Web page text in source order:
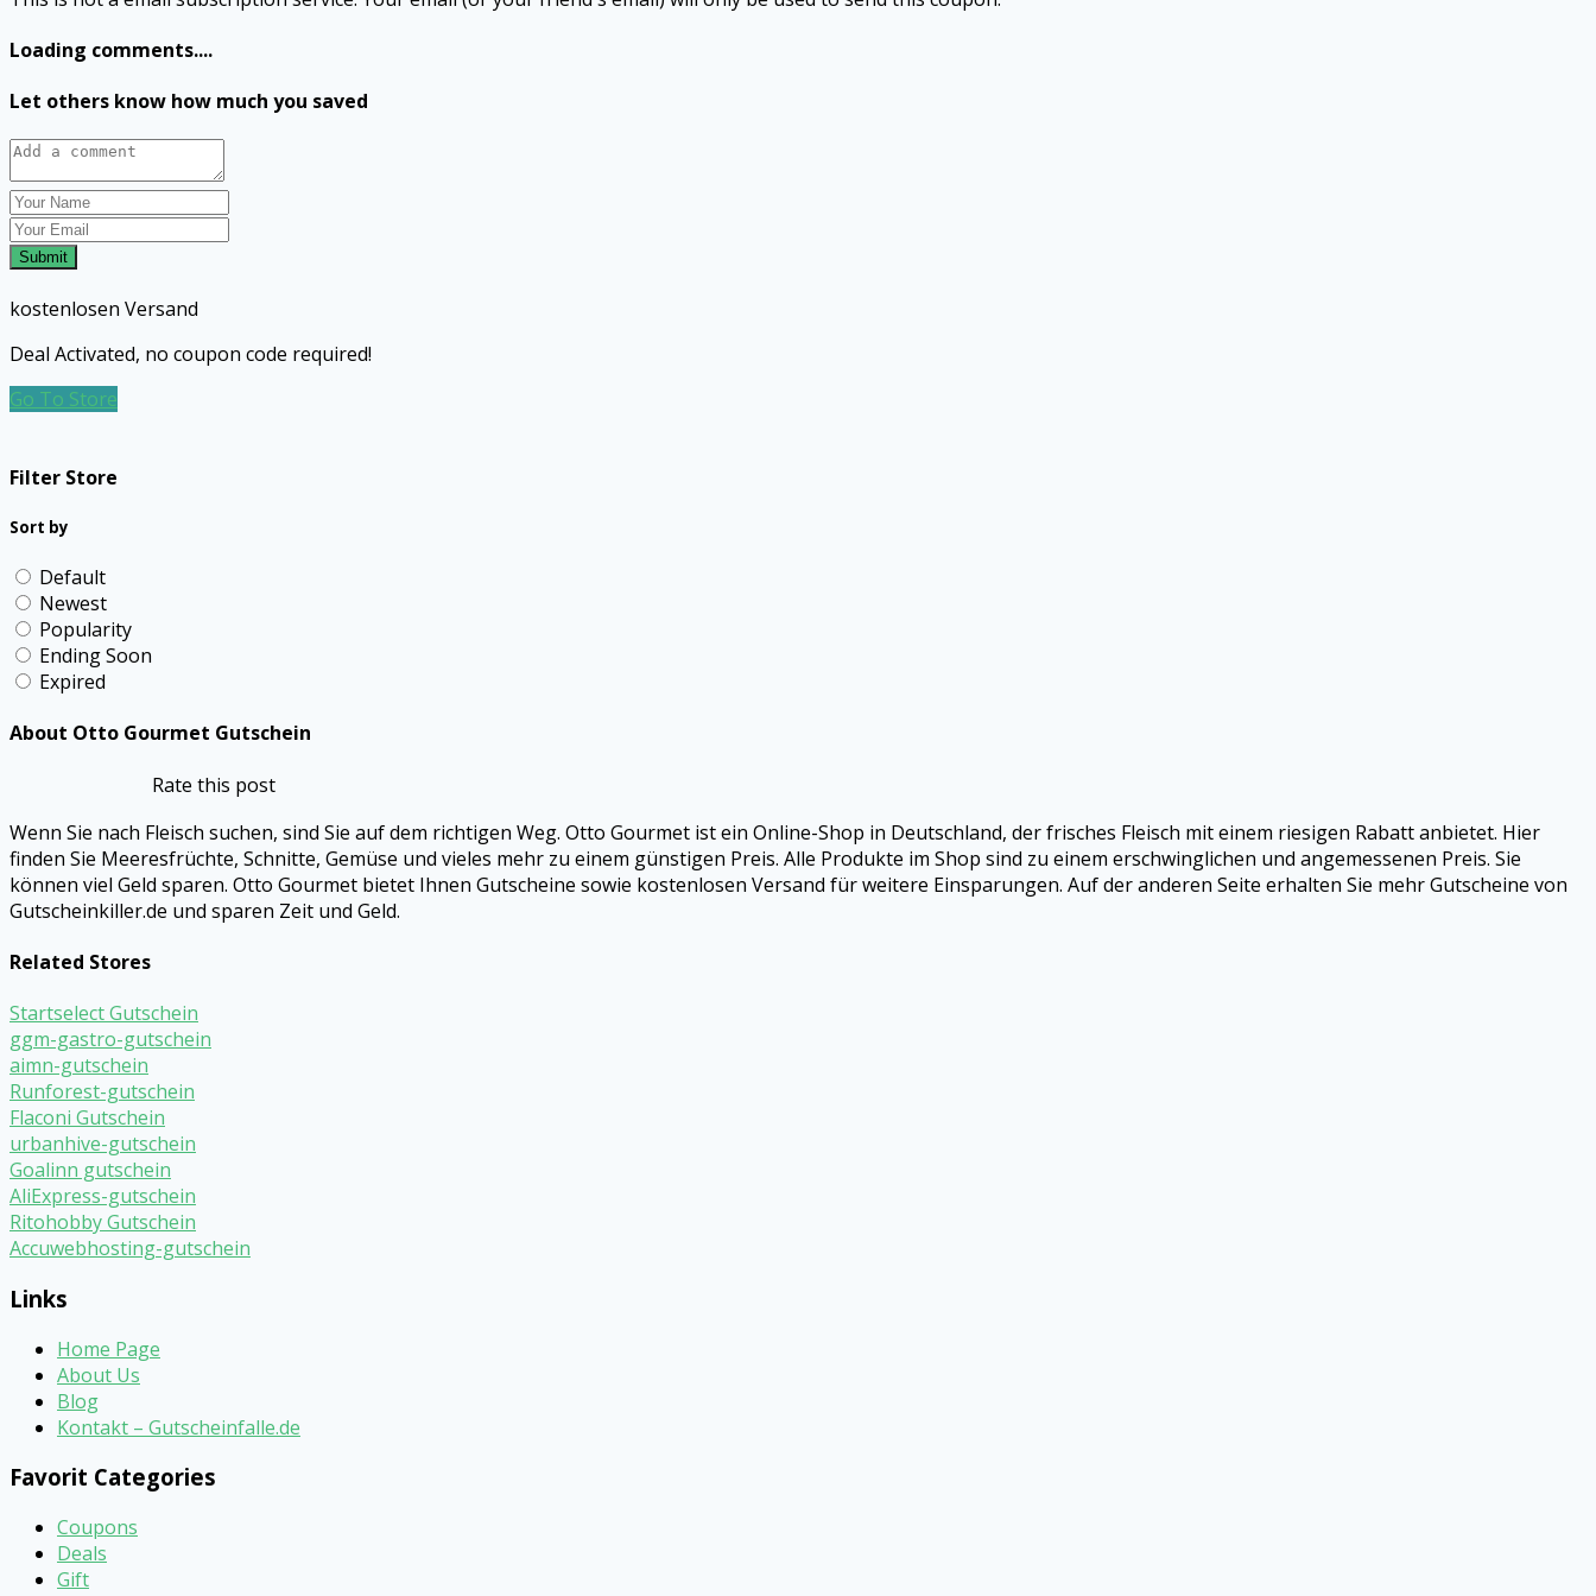
Loading comments....
Let others know how much you saved
Submit
kostenlosen Versand
Deal Activated, no coupon code required!
Go To Store
Filter Store
Sort by
Default
Newest
Popularity
Ending Soon
Expired
About Otto Gourmet Gutschein
Rate this post
Wenn Sie nach Fleisch suchen, sind Sie auf dem richtigen Weg. Otto Gourmet ist ein Online-Shop in Deutschland, der frisches Fleisch mit einem riesigen Rabatt anbietet. Hier
finden Sie Meeresfrüchte, Schnitte, Gemüse und vieles mehr zu einem günstigen Preis. Alle Produkte im Shop sind zu einem erschwinglichen und angemessenen Preis. Sie
können viel Geld sparen. Otto Gourmet bietet Ihnen Gutscheine sowie kostenlosen Versand für weitere Einsparungen. Auf der anderen Seite erhalten Sie mehr Gutscheine von
Gutscheinkiller.de und sparen Zeit und Geld.
Related Stores
Startselect Gutschein
ggm-gastro-gutschein
aimn-gutschein
Runforest-gutschein
Flaconi Gutschein
urbanhive-gutschein
Goalinn gutschein
AliExpress-gutschein
Ritohobby Gutschein
Accuwebhosting-gutschein
Links
Home Page
About Us
Blog
Kontakt – Gutscheinfalle.de
Favorit Categories
Coupons
Deals
Gift